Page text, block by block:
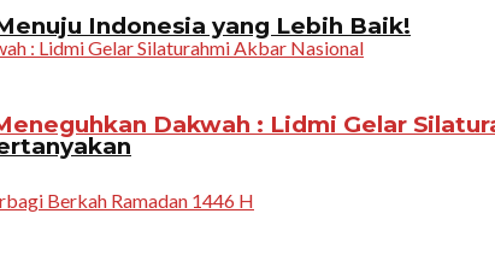
Dakwah : Lidmi Gelar
Indonesia yang Lebih Baik!